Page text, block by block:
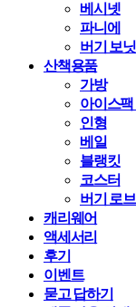
베시넷
파니에
버기 보닛
산책용품
가방
아이스팩
인형
베일
블랭킷
코스터
버기 로브
캐리웨어
액세서리
후기
이벤트
묻고 답하기